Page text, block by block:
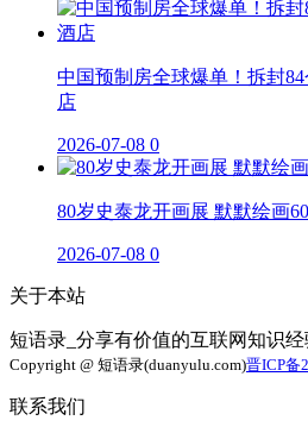
中国预制房全球爆单！拆封
店
2026-07-08 0
80岁史泰龙开画展 默默绘画
2026-07-08 0
关于本站
短语录_分享有价值的互联网知识经
Copyright @ 短语录(duanyulu.com)晋ICP备
联系我们